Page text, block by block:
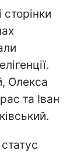
Олекса
та Іван